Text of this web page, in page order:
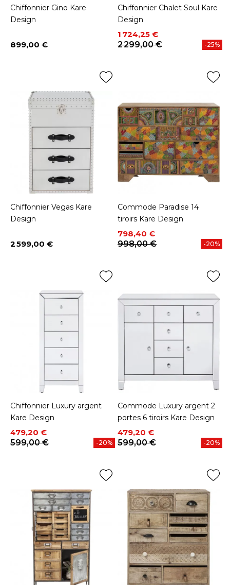
Chiffonnier Gino Kare
Design
Prix
899,00 €
Chiffonnier Chalet Soul Kare
Design
Prix
1 724,25 €
Prix de base
2 299,00 €
-25%
Chiffonnier Vegas Kare
Design
Prix
2 599,00 €
Commode Paradise 14
tiroirs Kare Design
Prix
798,40 €
Prix de base
998,00 €
-20%
Chiffonnier Luxury argent
Kare Design
Prix
479,20 €
Prix de base
599,00 €
-20%
Commode Luxury argent 2
portes 6 tiroirs Kare Design
Prix
479,20 €
Prix de base
599,00 €
-20%